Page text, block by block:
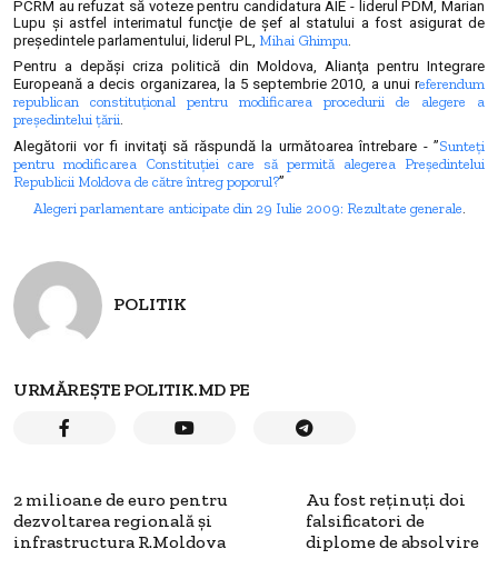
PCRM au refuzat să voteze pentru candidatura AIE - liderul PDM, Marian
Lupu şi astfel interimatul funcţie de şef al statului a fost asigurat de
preşedintele parlamentului, liderul PL, Mihai Ghimpu.
Pentru a depăşi criza politică din Moldova, Alianţa pentru Integrare
Europeană a decis organizarea, la 5 septembrie 2010, a unui referendum
republican constituţional pentru modificarea procedurii de alegere a
preşedintelui ţării.
Alegătorii vor fi invitaţi să răspundă la următoarea întrebare - ”Sunteţi
pentru modificarea Constituţiei care să permită alegerea Preşedintelui
Republicii Moldova de către întreg poporul?”
Alegeri parlamentare anticipate din 29 Iulie 2009: Rezultate generale.
POLITIK
URMĂREȘTE POLITIK.MD PE
2 milioane de euro pentru
dezvoltarea regională şi
infrastructura R.Moldova
Au fost reţinuţi doi
falsificatori de
diplome de absolvire